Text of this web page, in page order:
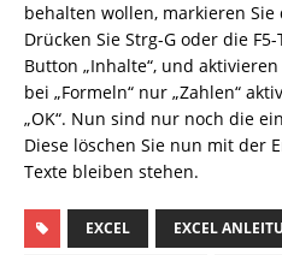
behalten wollen, markieren Sie
Drücken Sie Strg-G oder die
Button „Inhalte“, und aktivieren
bei „Formeln“ nur „Zahlen“
„OK“. Nun sind nur noch die
Diese löschen Sie nun mit der
Texte bleiben stehen.
EXCEL EXCEL